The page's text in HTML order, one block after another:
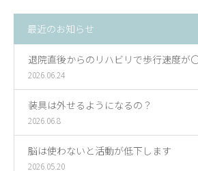
最近のお知らせ
退院直後からのリハビリで歩行速度が
2026.06.24
装具は外せるようになるの？
2026.06.8
脳は使わないと活動が低下します
2026.05.20